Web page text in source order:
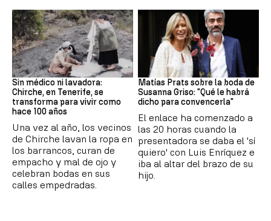
Canarias
Sin médico ni lavadora:
Chirche, en Tenerife, se
transforma para vivir como
hace 100 años
Una vez al año, los vecinos
de Chirche lavan la ropa en
los barrancos, curan de
empacho y mal de ojo y
celebran bodas en sus
calles empedradas.
Boda
Matías Prats sobre la boda de
Susanna Griso: "Qué le habrá
dicho para convencerla"
El enlace ha comenzado a
las 20 horas cuando la
presentadora se daba el 'sí
quiero' con Luis Enríquez e
iba al altar del brazo de su
hijo.